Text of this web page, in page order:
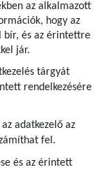
az alkalmazott
hogy az
bír, és az érintettre
jár.
tárgyát
rendelkezésére
adatkezelő az
fel.
és az érintett